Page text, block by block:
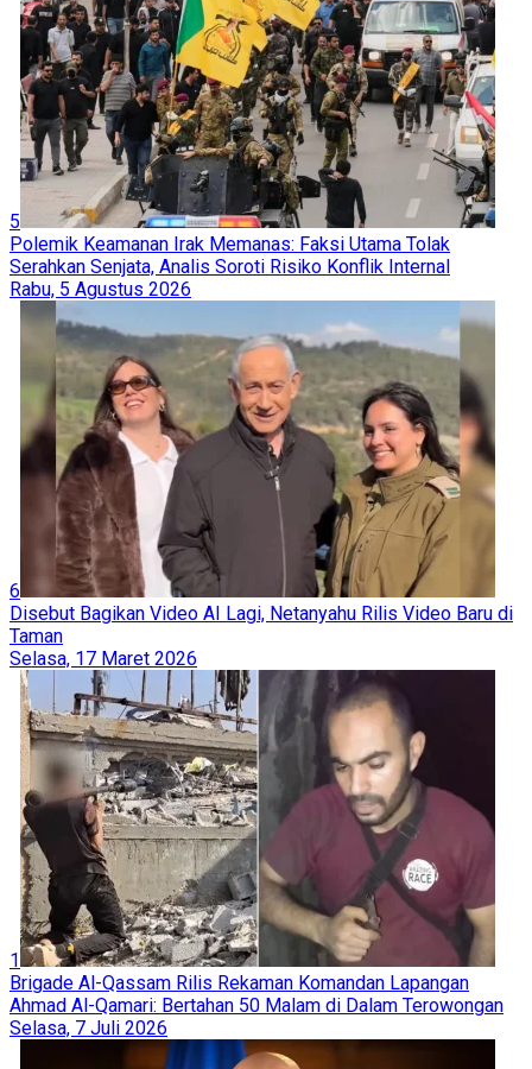
5
Polemik Keamanan Irak Memanas: Faksi Utama Tolak
Serahkan Senjata, Analis Soroti Risiko Konflik Internal
Rabu, 5 Agustus 2026
6
Disebut Bagikan Video AI Lagi, Netanyahu Rilis Video Baru di
Taman
Selasa, 17 Maret 2026
1
Brigade Al-Qassam Rilis Rekaman Komandan Lapangan
Ahmad Al-Qamari: Bertahan 50 Malam di Dalam Terowongan
Selasa, 7 Juli 2026